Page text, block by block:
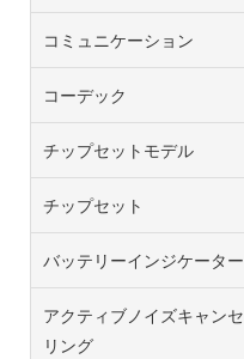
コミュニケーション
コーデック
チップセットモデル
チップセット
バッテリーインジケーター
アクティブノイズキャンセ
リング